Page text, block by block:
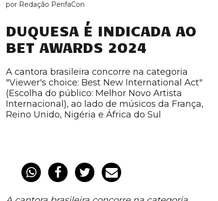
por Redação PerifaCon
DUQUESA É INDICADA AO
BET AWARDS 2024
A cantora brasileira concorre na categoria
"Viewer's choice: Best New International Act"
(Escolha do público: Melhor Novo Artista
Internacional), ao lado de músicos da França,
Reino Unido, Nigéria e África do Sul